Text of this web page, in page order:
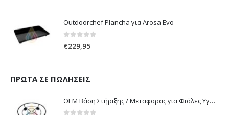
Outdoorchef Plancha για Arosa Evo
€229,95
ΠΡΏΤΑ ΣΕ ΠΩΛΉΣΕΙΣ
OEM Βάση Στήριξης / Μεταφορας για Φιάλες Υγραερίου 10 kg & 13 kg με ροδάκια